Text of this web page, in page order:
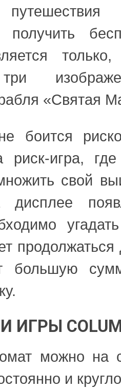
получить
«Святая
боится
риск-игра,
свой
большую
ИГРЫ
можно на
и